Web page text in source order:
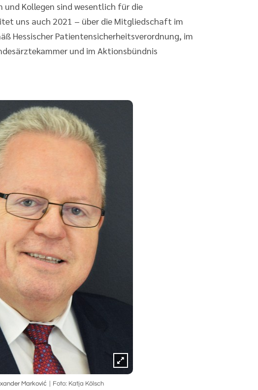
Kollegen sind wesentlich für die
uns auch 2021 – über die Mitgliedschaft im
Hessischer Patientensicherheitsverordnung, im
und im Aktionsbündnis
Marković Foto: Katja Kölsch